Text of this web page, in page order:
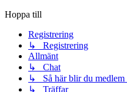
Hoppa till
Registrering
↳ Registrering
Allmänt
↳ Chat
↳ Så här blir du medlem
↳ Träffar